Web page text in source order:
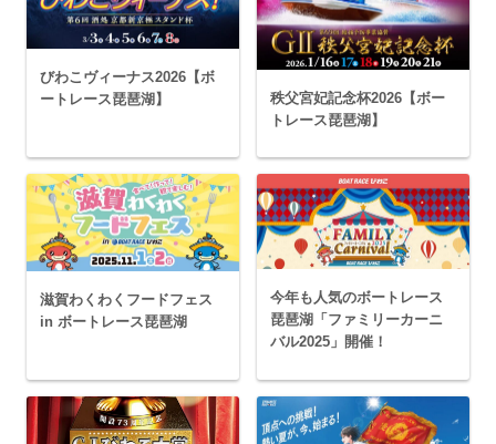
びわこヴィーナス2026【ボ
ートレース琵琶湖】
秩父宮妃記念杯2026【ボー
トレース琵琶湖】
滋賀わくわくフードフェス
in ボートレース琵琶湖
今年も人気のボートレース
琵琶湖「ファミリーカーニ
バル2025」開催！